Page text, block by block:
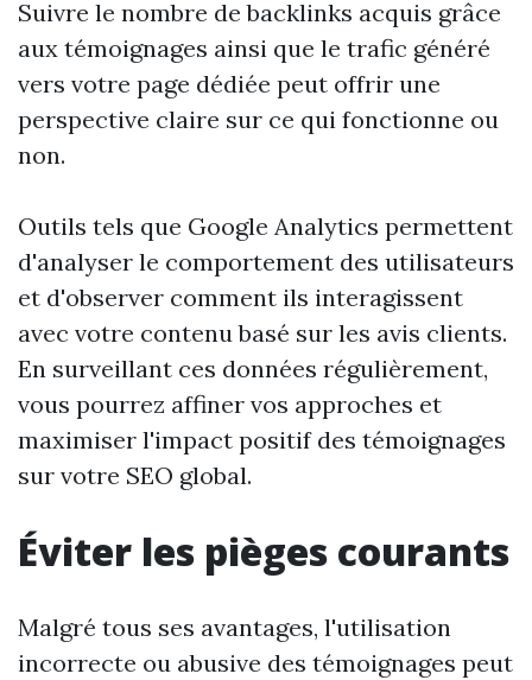
Suivre le nombre de backlinks acquis grâce
aux témoignages ainsi que le trafic généré
vers votre page dédiée peut offrir une
perspective claire sur ce qui fonctionne ou
non.
Outils tels que Google Analytics permettent
d'analyser le comportement des utilisateurs
et d'observer comment ils interagissent
avec votre contenu basé sur les avis clients.
En surveillant ces données régulièrement,
vous pourrez affiner vos approches et
maximiser l'impact positif des témoignages
sur votre SEO global.
Éviter les pièges courants
Malgré tous ses avantages, l'utilisation
incorrecte ou abusive des témoignages peut